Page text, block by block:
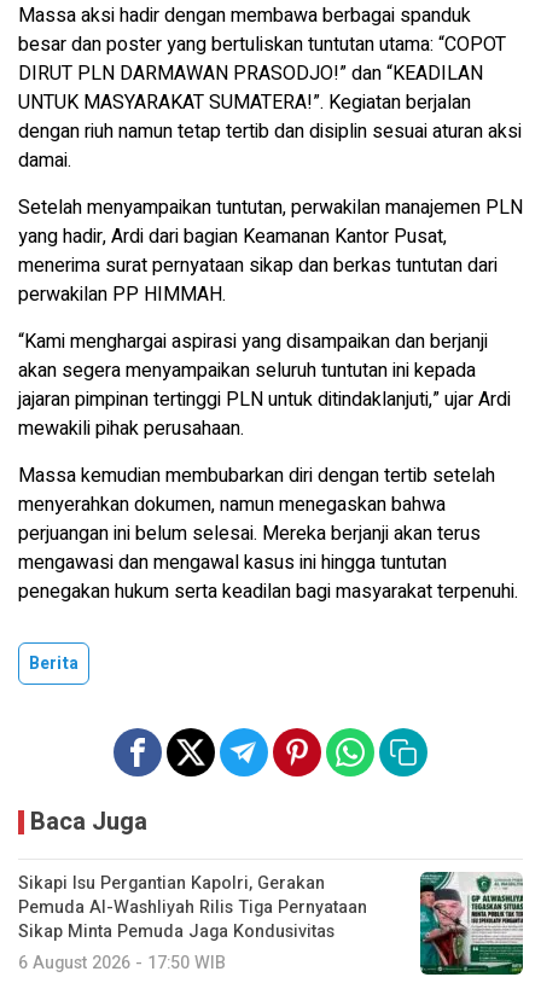
Massa aksi hadir dengan membawa berbagai spanduk
besar dan poster yang bertuliskan tuntutan utama: “COPOT
DIRUT PLN DARMAWAN PRASODJO!” dan “KEADILAN
UNTUK MASYARAKAT SUMATERA!”. Kegiatan berjalan
dengan riuh namun tetap tertib dan disiplin sesuai aturan aksi
damai.
Setelah menyampaikan tuntutan, perwakilan manajemen PLN
yang hadir, Ardi dari bagian Keamanan Kantor Pusat,
menerima surat pernyataan sikap dan berkas tuntutan dari
perwakilan PP HIMMAH.
“Kami menghargai aspirasi yang disampaikan dan berjanji
akan segera menyampaikan seluruh tuntutan ini kepada
jajaran pimpinan tertinggi PLN untuk ditindaklanjuti,” ujar Ardi
mewakili pihak perusahaan.
Massa kemudian membubarkan diri dengan tertib setelah
menyerahkan dokumen, namun menegaskan bahwa
perjuangan ini belum selesai. Mereka berjanji akan terus
mengawasi dan mengawal kasus ini hingga tuntutan
penegakan hukum serta keadilan bagi masyarakat terpenuhi.
Berita
Baca Juga
Sikapi Isu Pergantian Kapolri, Gerakan
Pemuda Al-Washliyah Rilis Tiga Pernyataan
Sikap Minta Pemuda Jaga Kondusivitas
6 August 2026 - 17:50 WIB